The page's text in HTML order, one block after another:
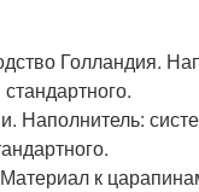
Голландия.
Наполнитель:
к